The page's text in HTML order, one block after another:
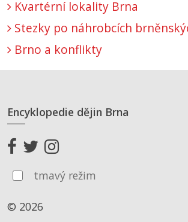
Kvartérní lokality Brna
Stezky po náhrobcích
Brno a konflikty
Encyklopedie dějin Brna
tmavý režim
© 2026